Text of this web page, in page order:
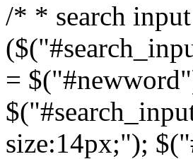
/* * search
=
size:14px;");